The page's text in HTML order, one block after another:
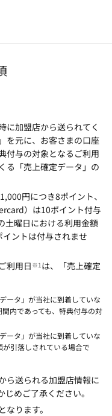
に加盟店から送られてく
を元に、お客さまの口座
付与の対象となるご利用
る「売上確定データ」の
円につき8ポイント、
）は10ポイント付与
土曜日における利用金額
ントは付与されませ
利用日 ※1は、「売上確定
ータ」が当社に到着していな
内であっても、特典付与の対
ータ」が当社に到着していな
引落しされている場合で
ら送られる加盟店情報に
めご了承ください。
ります。